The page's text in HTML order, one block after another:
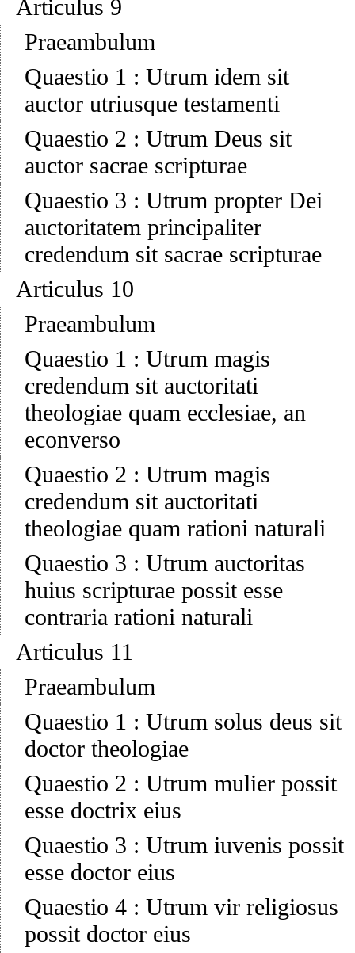
Articulus 9
Praeambulum
Quaestio 1 : Utrum idem sit
auctor utriusque testamenti
Quaestio 2 : Utrum Deus sit
auctor sacrae scripturae
Quaestio 3 : Utrum propter Dei
auctoritatem principaliter
credendum sit sacrae scripturae
Articulus 10
Praeambulum
Quaestio 1 : Utrum magis
credendum sit auctoritati
theologiae quam ecclesiae, an
econverso
Quaestio 2 : Utrum magis
credendum sit auctoritati
theologiae quam rationi naturali
Quaestio 3 : Utrum auctoritas
huius scripturae possit esse
contraria rationi naturali
Articulus 11
Praeambulum
Quaestio 1 : Utrum solus deus sit
doctor theologiae
Quaestio 2 : Utrum mulier possit
esse doctrix eius
Quaestio 3 : Utrum iuvenis possit
esse doctor eius
Quaestio 4 : Utrum vir religiosus
possit doctor eius